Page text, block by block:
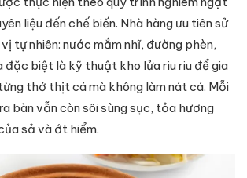
liệu đến chế biến. Nhà hàng ưu tiên sử
tự nhiên: nước mắm nhĩ, đường phèn,
đặc biệt là kỹ thuật kho lửa riu riu để gia
thớ thịt cá mà không làm nát cá. Mỗi
bàn vẫn còn sôi sùng sục, tỏa hương
sả và ớt hiểm.